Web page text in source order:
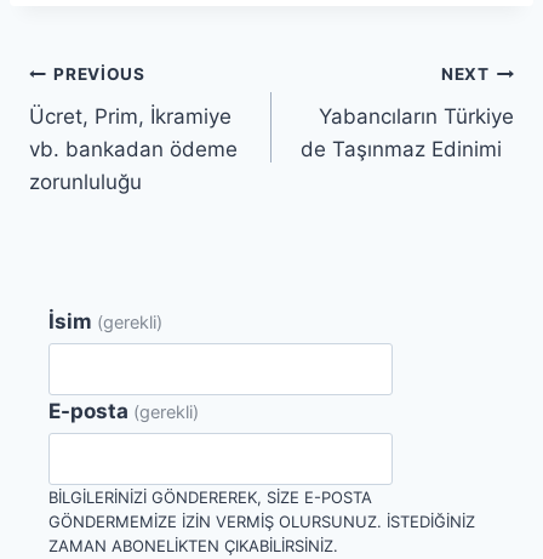
Yazı
gezinmesi
PREVIOUS
Ücret, Prim, İkramiye
vb. bankadan ödeme
zorunluluğu
NEXT
Yabancıların Türkiye
de Taşınmaz Edinimi
İsim (gerekli)
E-posta (gerekli)
BILGILERINIZI GÖNDEREREK, SIZE E-POSTA
GÖNDERMEMIZE IZIN VERMIŞ OLURSUNUZ. İSTEDIĞINIZ
ZAMAN ABONELIKTEN ÇIKABILIRSINIZ.